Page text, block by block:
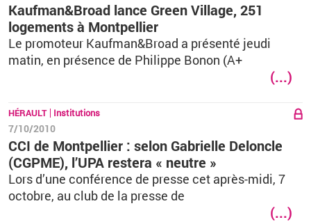
Kaufman&Broad lance Green Village, 251
logements à Montpellier
Le promoteur Kaufman&Broad a présenté jeudi
matin, en présence de Philippe Bonon (A+
(...)
HÉRAULT Institutions
7/10/2010
CCI de Montpellier : selon Gabrielle Deloncle
(CGPME), l’UPA restera « neutre »
Lors d’une conférence de presse cet après-midi, 7
octobre, au club de la presse de
(...)